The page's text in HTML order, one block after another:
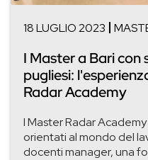
18 LUGLIO 2023
I Master a Bari con
pugliesi:
Radar Academy
I Master Radar
orientati al mondo del
docenti manager, una